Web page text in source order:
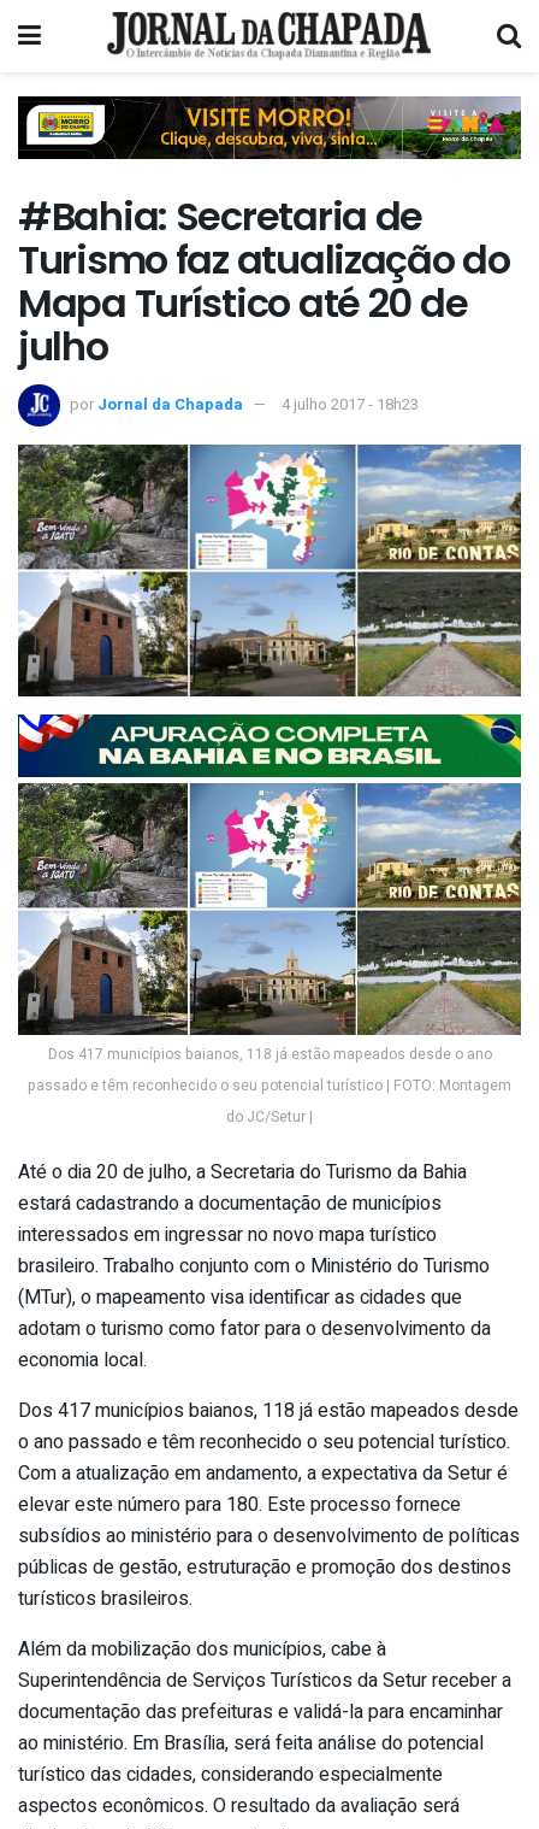
#Bahia: Secretaria de
Turismo faz atualização do
Mapa Turístico até 20 de
julho
por Jornal da Chapada 4 julho 2017 - 18h23
Dos 417 municípios baianos, 118 já estão mapeados desde o ano
passado e têm reconhecido o seu potencial turístico | FOTO: Montagem
do JC/Setur |
Até o dia 20 de julho, a Secretaria do Turismo da Bahia
estará cadastrando a documentação de municípios
interessados em ingressar no novo mapa turístico
brasileiro. Trabalho conjunto com o Ministério do Turismo
(MTur), o mapeamento visa identificar as cidades que
adotam o turismo como fator para o desenvolvimento da
economia local.
Dos 417 municípios baianos, 118 já estão mapeados desde
o ano passado e têm reconhecido o seu potencial turístico.
Com a atualização em andamento, a expectativa da Setur é
elevar este número para 180. Este processo fornece
subsídios ao ministério para o desenvolvimento de políticas
públicas de gestão, estruturação e promoção dos destinos
turísticos brasileiros.
Além da mobilização dos municípios, cabe à
Superintendência de Serviços Turísticos da Setur receber a
documentação das prefeituras e validá-la para encaminhar
ao ministério. Em Brasília, será feita análise do potencial
turístico das cidades, considerando especialmente
aspectos econômicos. O resultado da avaliação será